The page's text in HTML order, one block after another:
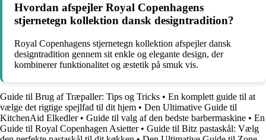
Hvordan afspejler Royal Copenhagens
stjernetegn kollektion dansk designtradition?
Royal Copenhagens stjernetegn kollektion afspejler dansk
designtradition gennem sit enkle og elegante design, der
kombinerer funktionalitet og æstetik på smuk vis.
Guide til Brug af Træpaller: Tips og Tricks • En komplett guide til at
vælge det rigtige spejlfad til dit hjem • Den Ultimative Guide til
KitchenAid Elkedler• Guide til valg af den bedste barbermaskine • En
Guide til Royal Copenhagen Asietter• Guide til Bitz pastaskål: Vælg